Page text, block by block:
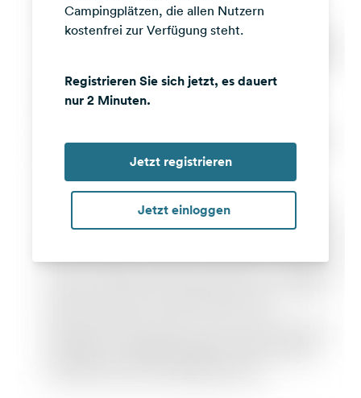
Campingplätzen, die allen Nutzern
kostenfrei zur Verfügung steht.
Registrieren Sie sich jetzt, es dauert
nur 2 Minuten.
Jetzt registrieren
Jetzt einloggen